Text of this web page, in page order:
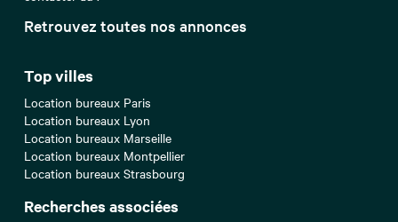
Retrouvez toutes nos annonces
Top villes
Location bureaux Paris
Location bureaux Lyon
Location bureaux Marseille
Location bureaux Montpellier
Location bureaux Strasbourg
Recherches associées